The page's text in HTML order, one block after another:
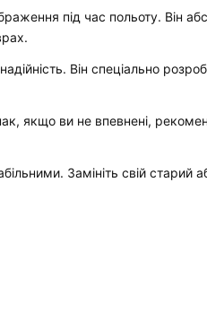
під час польоту. Він
Він спеціально
якщо ви не впевнені,
Замініть свій старий